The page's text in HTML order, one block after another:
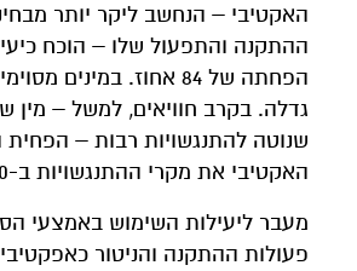
האקטיבי – הנחשב ליקר יותר
ההתקנה והתפעול שלו – הוכח
הפחתה של 84 אחוז. במינים
גדלה. בקרב חוויאים, למשל – מין
שנוטה להתנגשויות רבות –
האקטיבי את מקרי ההתנגשויות ב-100 אחוז.
מעבר ליעילות השימוש באמצעי
פעולות ההתקנה והניטור